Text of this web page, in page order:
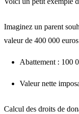
Imaginez un parent
valeur de 400 000
Abattement : 100
Valeur nette
Calcul des droits de